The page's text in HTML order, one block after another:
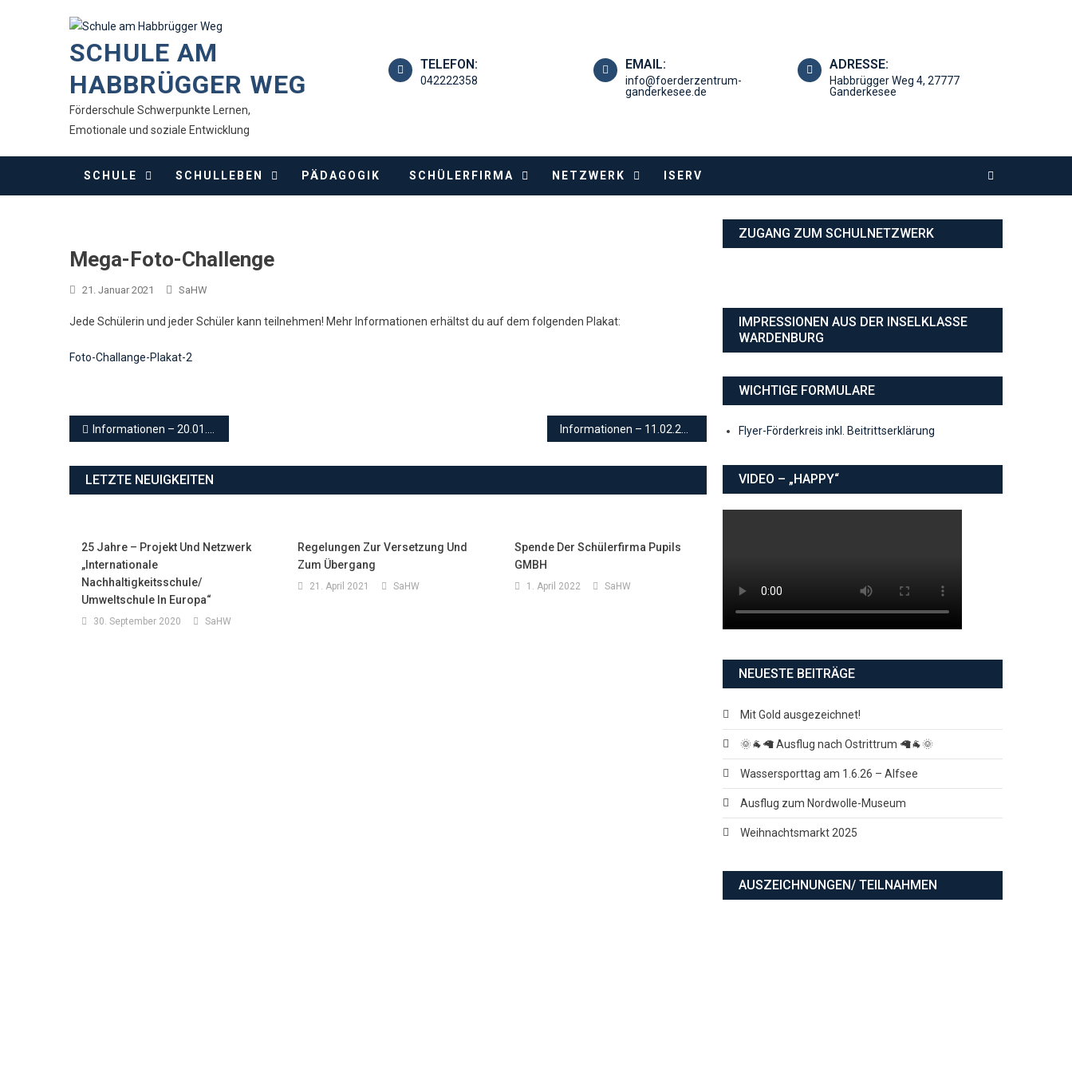
SCHULE AM
HABBRÜGGER WEG
Förderschule Schwerpunkte Lernen,
Emotionale und soziale Entwicklung
TELEFON:
042222358
EMAIL:
info@foerderzentrum-
ganderkesee.de
ADRESSE:
Habbrügger Weg 4, 27777
Ganderkesee
SCHULE SCHULLEBEN PÄDAGOGIK SCHÜLERFIRMA NETZWERK ISERV
Mega-Foto-Challenge
21. Januar 2021 SaHW
Jede Schülerin und jeder Schüler kann teilnehmen! Mehr Informationen erhältst du auf dem folgenden Plakat:
Foto-Challange-Plakat-2
Beitragsnavigation
Informationen – 20.01.2021
LETZTE NEUIGKEITEN
25 Jahre – Projekt Und Netzwerk
„Internationale
Nachhaltigkeitsschule/
Umweltschule In Europa“
30. September 2020 SaHW
Regelungen Zur Versetzung Und
Zum Übergang
21. April 2021 SaHW
Spende Der Schülerfirma Pupils
GMBH
1. April 2022 SaHW
ZUGANG ZUM SCHULNETZWERK
IMPRESSIONEN AUS DER INSELKLASSE
WARDENBURG
WICHTIGE FORMULARE
Flyer-Förderkreis inkl. Beitrittserklärung
VIDEO – „HAPPY“
NEUESTE BEITRÄGE
Mit Gold ausgezeichnet!
🌞🐐🦙 Ausflug nach Ostrittrum 🦙🐐🌞
Wassersporttag am 1.6.26 – Alfsee
Ausflug zum Nordwolle-Museum
Weihnachtsmarkt 2025
AUSZEICHNUNGEN/ TEILNAHMEN